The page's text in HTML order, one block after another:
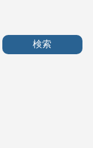
検索